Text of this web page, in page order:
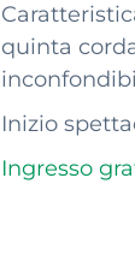
quinta
Inizio
Ingresso